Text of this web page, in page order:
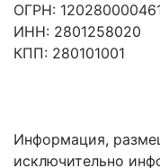
ОГРН:
ИНН: 2801258020
КПП: 280101001
Информация,
исключительно